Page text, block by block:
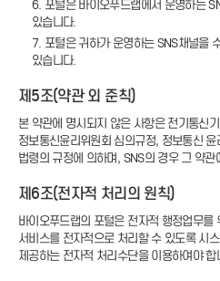
6. 포털은 바이오푸드랩에서 운영하는
있습니다.
7. 포털은 귀하가 운영하는 SNS채널을
있습니다.
제5조(약관 외 준칙)
본 약관에 명시되지 않은 사항은 전기통신
정보통신윤리위원회 심의규정, 정보통신
법령의 규정에 의하며, SNS의 경우 그 약관
제6조(전자적 처리의 원칙)
바이오푸드랩의 포털은 전자적 행정업무를
서비스를 전자적으로 처리할 수 있도록 시
제공하는 전자적 처리수단을 이용하여야 합